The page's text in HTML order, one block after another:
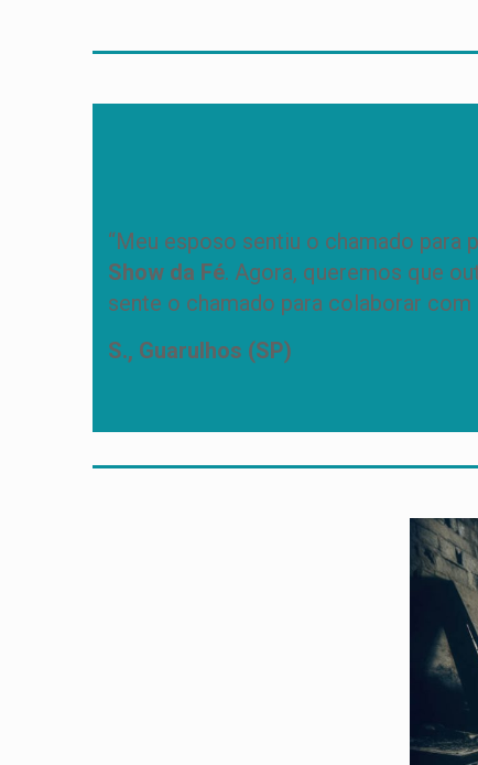
“Meu esposo sentiu o chamado
Show da Fé. Agora, queremos que
sente o chamado para colaborar
S., Guarulhos (SP)